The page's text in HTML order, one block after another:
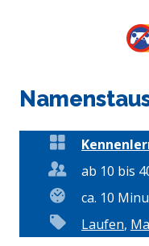
ab 10 bis
ca. 10
Laufen,